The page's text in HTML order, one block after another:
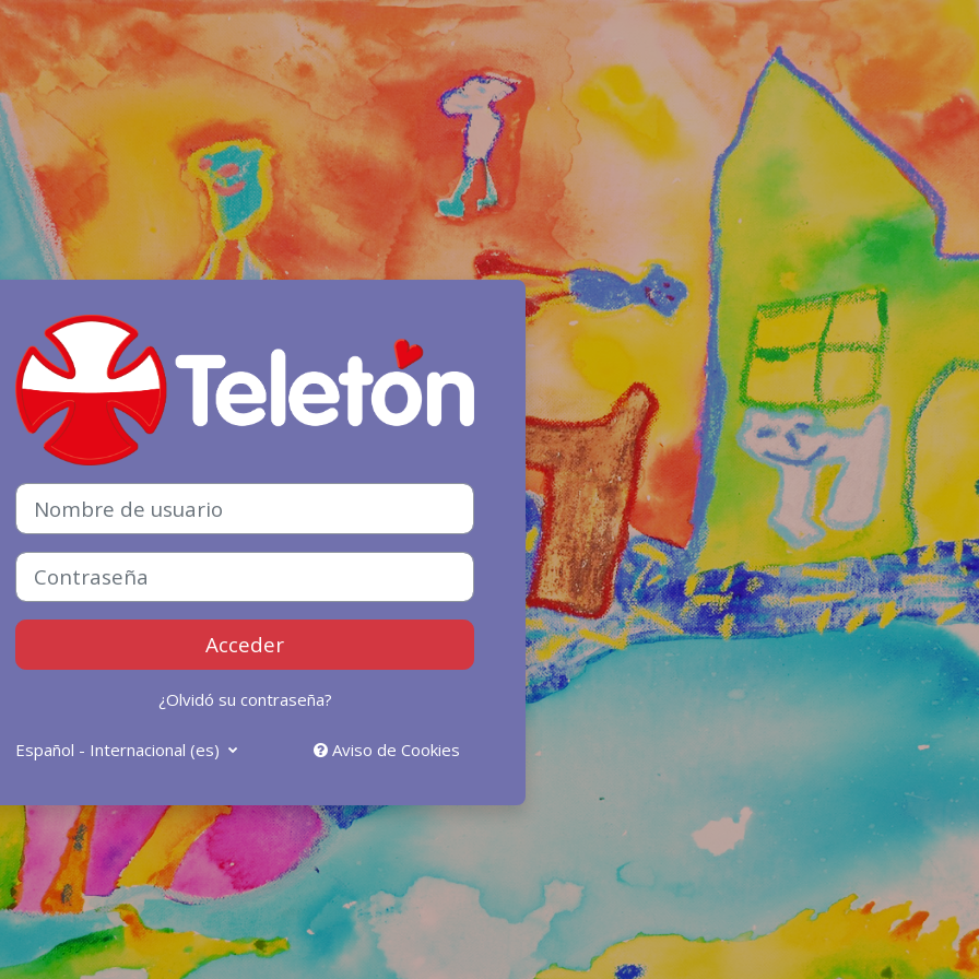
Entrar a Docencia Teletón
Nombre de usuario
Contraseña
Acceder
¿Olvidó su contraseña?
Español - Internacional ‎(es)‎ Aviso de Cookies